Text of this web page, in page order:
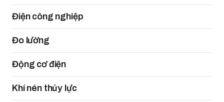
Điện công nghiệp
Đo lường
Động cơ điện
Khí nén thủy lực